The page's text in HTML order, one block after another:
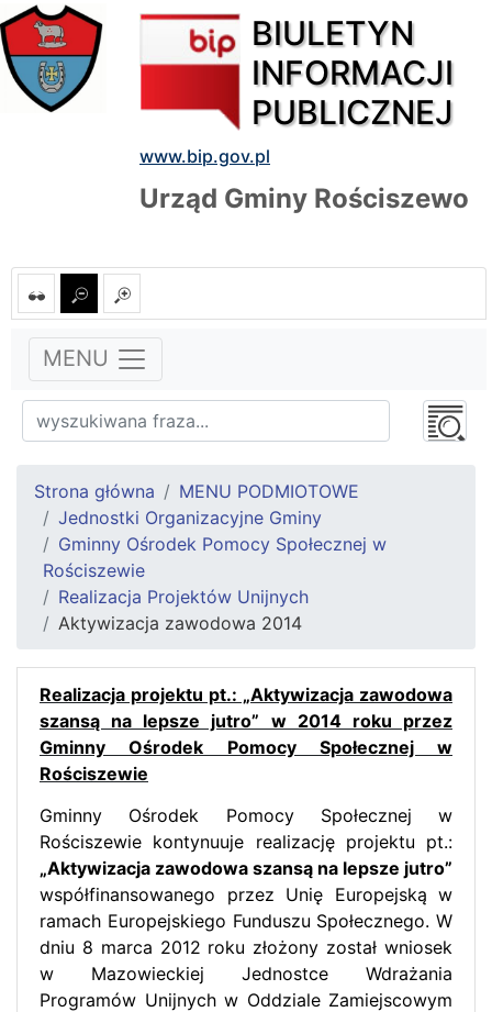
BIULETYN
INFORMACJI
PUBLICZNEJ
www.bip.gov.pl
Urząd Gminy Rościszewo
MENU
Strona główna
MENU PODMIOTOWE
Jednostki Organizacyjne Gminy
Gminny Ośrodek Pomocy Społecznej w
Rościszewie
Realizacja Projektów Unijnych
Aktywizacja zawodowa 2014
Realizacja projektu pt.: „Aktywizacja zawodowa
szansą na lepsze jutro” w 2014 roku przez
Gminny Ośrodek Pomocy Społecznej w
Rościszewie
Gminny Ośrodek Pomocy Społecznej w
Rościszewie kontynuuje realizację projektu pt.:
„Aktywizacja zawodowa szansą na lepsze jutro”
współfinansowanego przez Unię Europejską w
ramach Europejskiego Funduszu Społecznego. W
dniu 8 marca 2012 roku złożony został wniosek
w Mazowieckiej Jednostce Wdrażania
Programów Unijnych w Oddziale Zamiejscowym